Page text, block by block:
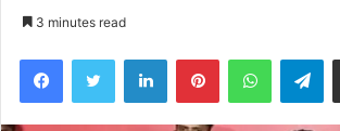
3 minutes read
FacebookTwitter LinkedInPinterestWhatsApp